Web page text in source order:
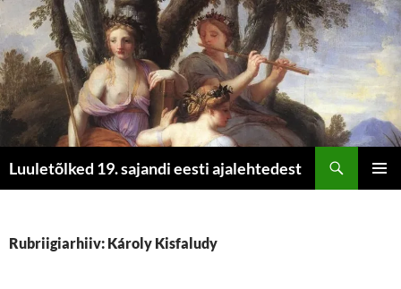
Luuletõlked 19. sajandi eesti ajalehtedest
Rubriigiarhiiv: Károly Kisfaludy